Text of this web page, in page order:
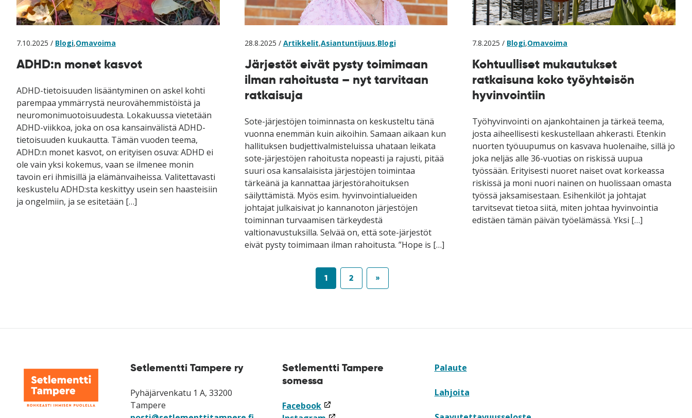
7.10.2025 / Blogi,Omavoima
ADHD:n monet kasvot
ADHD-tietoisuuden lisääntyminen on askel kohti
parempaa ymmärrystä neurovähemmistöistä ja
neuromonimuotoisuudesta. Lokakuussa vietetään
ADHD-viikkoa, joka on osa kansainvälistä ADHD-
tietoisuuden kuukautta. Tämän vuoden teema,
ADHD:n monet kasvot, on erityisen osuva: ADHD ei
ole vain yksi kokemus, vaan se ilmenee monin
tavoin eri ihmisillä ja elämänvaiheissa. Valitettavasti
keskustelu ADHD:sta keskittyy usein sen haasteisiin
ja ongelmiin, ja se esitetään […]
28.8.2025 / Artikkelit,Asiantuntijuus,Blogi
Järjestöt eivät pysty toimimaan
ilman rahoitusta – nyt tarvitaan
ratkaisuja
Sote-järjestöjen toiminnasta on keskusteltu tänä
vuonna enemmän kuin aikoihin. Samaan aikaan kun
hallituksen budjettivalmisteluissa uhataan leikata
sote-järjestöjen rahoitusta nopeasti ja rajusti, pitää
suuri osa kansalaisista järjestöjen toimintaa
tärkeänä ja kannattaa järjestörahoituksen
säilyttämistä. Myös esim. hyvinvointialueiden
johtajat julkaisivat jo kannanoton järjestöjen
toiminnan turvaamisen tärkeydestä
valtionavustuksilla. Selvää on, että sote-järjestöt
eivät pysty toimimaan ilman rahoitusta. ”Hope is […]
7.8.2025 / Blogi,Omavoima
Kohtuulliset mukautukset
ratkaisuna koko työyhteisön
hyvinvointiin
Työhyvinvointi on ajankohtainen ja tärkeä teema,
josta aiheellisesti keskustellaan ahkerasti. Etenkin
nuorten työuupumus on kasvava huolenaihe, sillä jo
joka neljäs alle 36-vuotias on riskissä uupua
työssään. Erityisesti nuoret naiset ovat korkeassa
riskissä ja moni nuori nainen on huolissaan omasta
työssä jaksamisestaan. Esihenkilöt ja johtajat
tarvitsevat tietoa siitä, miten johtaa hyvinvointia
edistäen tämän päivän työelämässä. Yksi […]
1 2 »
Setlementti Tampere ry
Pyhäjärvenkatu 1 A, 33200
Tampere
Setlementti Tampere
somessa
Facebook(linkki
Palaute
Lahjoita